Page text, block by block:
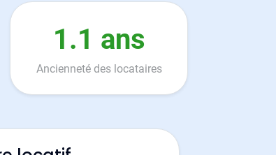
1.1 ans
Ancienneté des locataires